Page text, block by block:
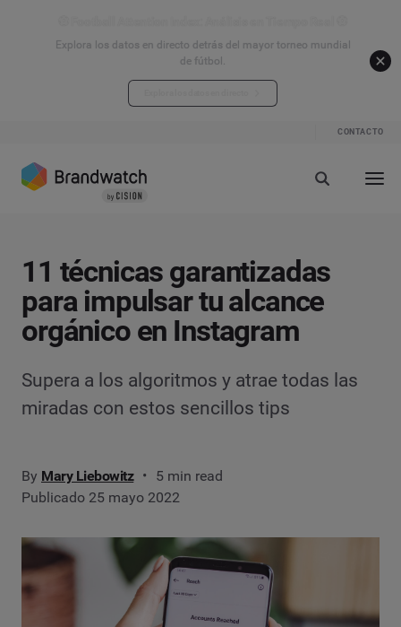
Explora los datos en directo detrás del mayor torneo mundial
de fútbol.
CONTACTO
11 técnicas garantizadas
para impulsar tu alcance
orgánico en Instagram
Supera a los algoritmos y atrae todas las
miradas con estos sencillos tips
By Mary Liebowitz
5 min read
Publicado 25 mayo 2022